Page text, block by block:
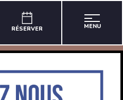
RÉSERVER MENU